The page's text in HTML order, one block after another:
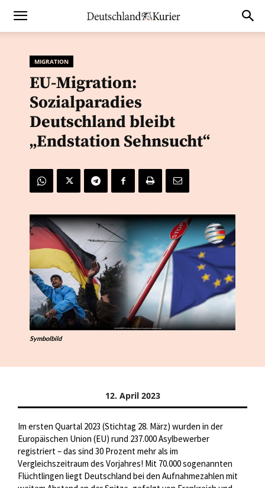
MIGRATION
EU-Migration:
Sozialparadies
Deutschland bleibt
„Endstation Sehnsucht“
Symbolbild
12. April 2023
Im ersten Quartal 2023 (Stichtag 28. März) wurden in der
Europäischen Union (EU) rund 237.000 Asylbewerber
registriert – das sind 30 Prozent mehr als im
Vergleichszeitraum des Vorjahres! Mit 70.000 sogenannten
Flüchtlingen liegt Deutschland bei den Aufnahmezahlen mit